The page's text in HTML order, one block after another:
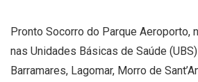
Pronto Socorro do Parque Aeroporto,
nas Unidades Básicas de Saúde
Barramares, Lagomar, Morro de